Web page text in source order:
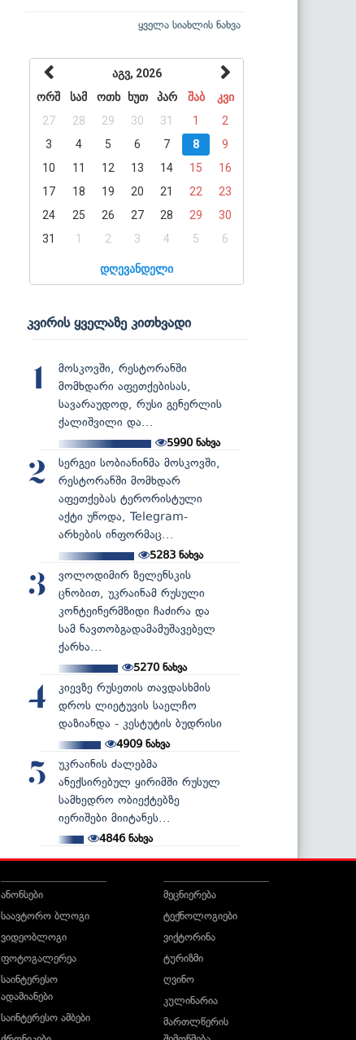
ყველა სიახლის ნახვა
აგვ, 2026
ორშ
სამ ოთხ ხუთ პარ შაბ
კვი
27
28 29 30 31 1
2
3
4 5 6 7 8
9
10
11 12 13 14 15
16
17
18 19 20 21 22
23
24
25 26 27 28 29
30
31
1 2 3 4 5 6
დღევანდელი
კვირის ყველაზე კითხვადი
1
მოსკოვში, რესტორანში
მომხდარი აფეთქებისას,
სავარაუდოდ, რუსი გენერლის
ქალიშვილი და...
5990ნახვა
2
სერგეი სობიანინმა მოსკოვში,
რესტორანში მომხდარ
აფეთქებას ტერორისტული
აქტი უწოდა, Telegram-
არხების ინფორმაც...
5283 ნახვა
3
ვოლოდიმირ ზელენსკის
ცნობით, უკრაინამ რუსული
კონტეინერმზიდი ჩაძირა და
სამ ნავთობგადამამუშავებელ
ქარხა...
5270ნახვა
4
კიევზე რუსეთის თავდასხმის
დროს ლიეტუვის საელჩო
დაზიანდა - კესტუტის ბუდრისი
4909ნახვა
5
უკრაინის ძალებმა
ანექსირებულ ყირიმში რუსულ
სამხედრო ობიექტებზე
იერიშები მიიტანეს...
4846ნახვა
ანონსები
საავტორო ბლოგი
ვიდეობლოგი
ფოტოგალერეა
საინტერესო
ადამიანები
საინტერესო ამბები
მეცნიერება
ტექნოლოგიები
ვიქტორინა
ტურიზმი
ღვინო
კულინარია
მართლწერის